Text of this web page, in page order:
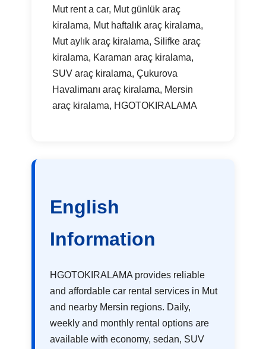
Mut rent a car, Mut günlük araç
kiralama, Mut haftalık araç kiralama,
Mut aylık araç kiralama, Silifke araç
kiralama, Karaman araç kiralama,
SUV araç kiralama, Çukurova
Havalimanı araç kiralama, Mersin
araç kiralama, HGOTOKIRALAMA
English
Information
HGOTOKIRALAMA provides reliable
and affordable car rental services in Mut
and nearby Mersin regions. Daily,
weekly and monthly rental options are
available with economy, sedan, SUV